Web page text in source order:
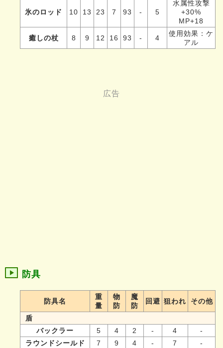
氷のロッド 10 13 23 7 93 - 5
水属性攻撃
+30%
MP+18
癒しの杖 8 9 12 16 93 - 4
使用効果：ケ
アル
防具
防具名
重
量
物
防
魔
防
回避 狙われ その他
盾
バックラー
5 4 2 - 4
-
ラウンドシールド
7 9 4 - 7
-